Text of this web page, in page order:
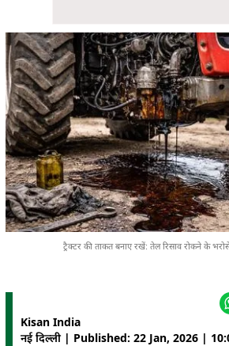
ट्रैक्टर की ताकत बनाए रखें: तेल रिसाव रोकने के
Kisan India
नई दिल्ली | Published: 22 Jan, 2026 |